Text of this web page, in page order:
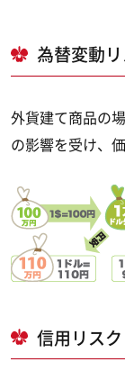
為替変動
外貨建て商品の
の影響を受け、
信用リスク